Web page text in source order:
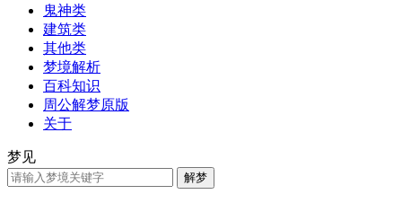
鬼神类
建筑类
其他类
梦境解析
百科知识
周公解梦原版
关于
梦见